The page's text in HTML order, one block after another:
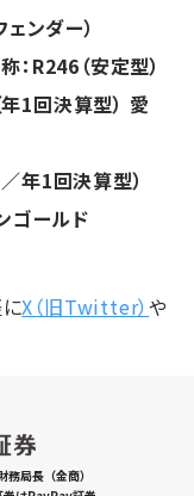
ンダー）
：R246（安定型）
1回決算型） 愛
年1回決算型）
ゴールド
X（旧Twitter）や
局長（金商）